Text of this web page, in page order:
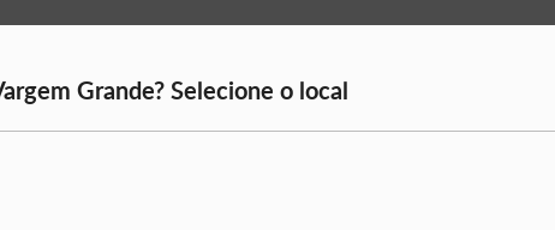
Grande? Selecione o local